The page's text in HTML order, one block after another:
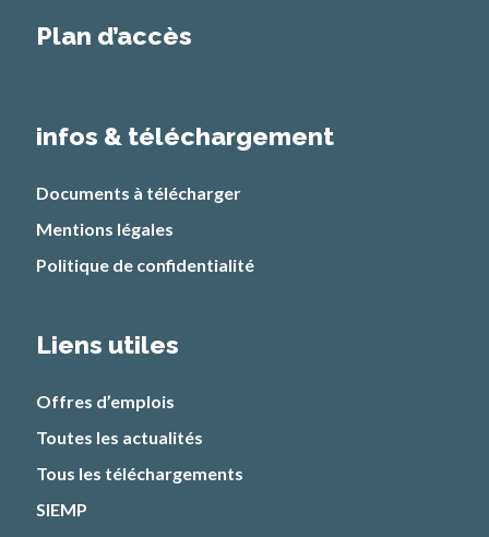
Plan d’accès
infos & téléchargement
Documents à télécharger
Mentions légales
Politique de confidentialité
Liens utiles
Offres d’emplois
Toutes les actualités
Tous les téléchargements
SIEMP